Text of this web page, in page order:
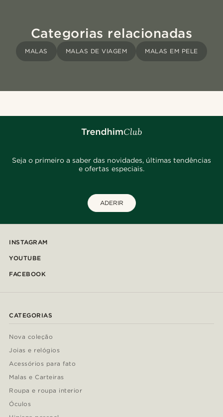
Categorias relacionadas
MALAS MALAS DE VIAGEM MALAS EM PELE
Seja o primeiro a saber das novidades, últimas tendências
e ofertas especiais.
ADERIR
INSTAGRAM
YOUTUBE
FACEBOOK
CATEGORIAS
Nova coleção
Joias e relógios
Acessórios para fato
Malas e Carteiras
Roupa e roupa interior
Óculos